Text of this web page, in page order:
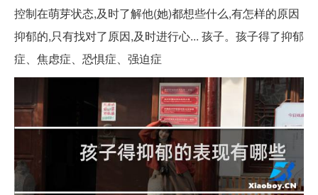
控制在萌芽状态,及时了解他(她)都想些什么,有怎样的原因
抑郁的,只有找对了原因,及时进行心... 孩子。孩子得了抑郁
症、焦虑症、恐惧症、强迫症